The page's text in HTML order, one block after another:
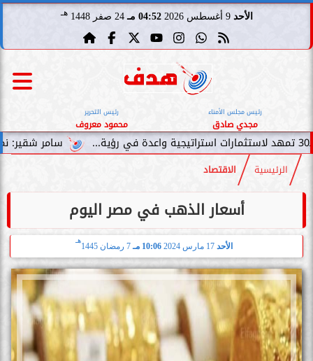
الأحد 9 أغسطس 2026 04:52 مـ 24 صفر 1448 هـ
رئيس مجلس الأمناء
مجدي صادق
رئيس التحرير
محمود معروف
سامر شقير: نمو صناديق
الرئيسية الاقتصاد
أسعار الذهب في مصر اليوم
الأحد 17 مارس 2024 10:06 مـ 7 رمضان 1445
هـ